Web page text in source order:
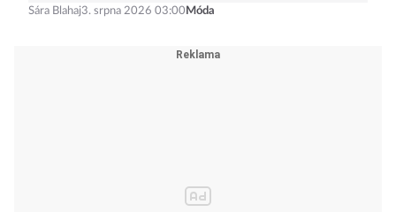
Sára Blahaj3. srpna 2026 03:00 Móda